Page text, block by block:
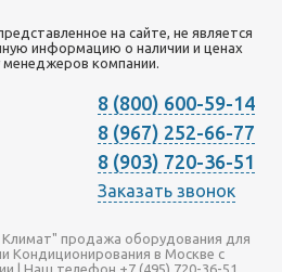
на сайте, не является
информацию о наличии и ценах
менеджеров компании.
8 (800) 600-59-14
8 (967) 252-66-77
8 (903) 720-36-51
Заказать звонок
продажа оборудования для
Кондиционирования в Москве с
| Наш телефон +7 (495) 720-36-51